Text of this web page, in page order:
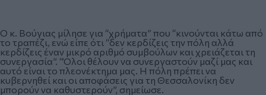
Ο κ. Βούγιας μίλησε για “χρήματα” που “κινούνται κάτω από
το τραπέζι, ενώ είπε ότι “δεν κερδίζεις την πόλη αλλά
κερδίζεις έναν μικρό αριθμό συμβούλων και χρειάζεται τη
συνεργασία”. “Όλοι θέλουν να συνεργαστούν μαζί μας και
αυτό είναι το πλεονέκτημα μας. Η πόλη πρέπει να
κυβερνηθεί και οι αποφάσεις για τη Θεσσαλονίκη δεν
μπορούν να καθυστερούν”, σημείωσε.